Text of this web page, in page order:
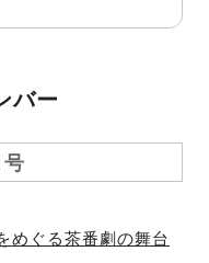
バー
めぐる茶番劇の舞台